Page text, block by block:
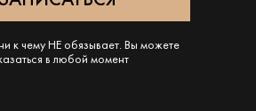
к чему НЕ обязывает. Вы можете
в любой момент